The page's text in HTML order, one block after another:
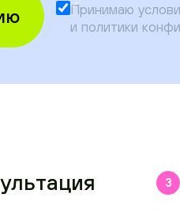
Принимаю
и политики
3